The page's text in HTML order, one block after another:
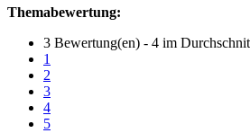
Themabewertung:
3 Bewertung(en) - 4 im
1
2
3
4
5